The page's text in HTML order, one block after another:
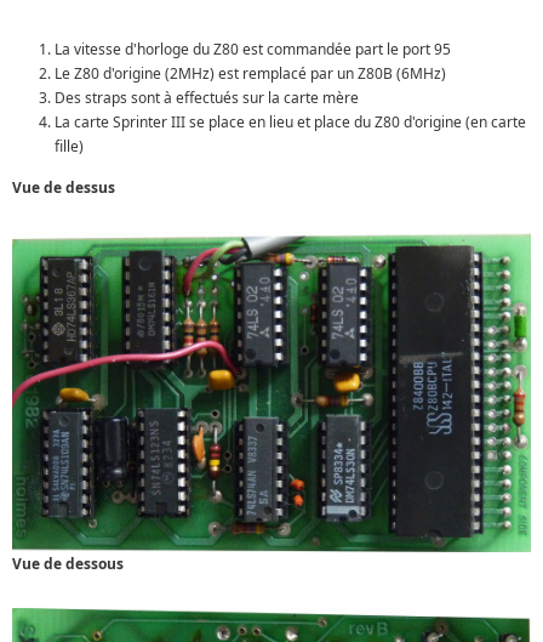
La vitesse d'horloge du Z80 est commandée part le port 95
Le Z80 d'origine (2MHz) est remplacé par un Z80B (6MHz)
Des straps sont à effectués sur la carte mère
La carte Sprinter III se place en lieu et place du Z80 d'origine (en carte
fille)
Vue de dessus
Vue de dessous